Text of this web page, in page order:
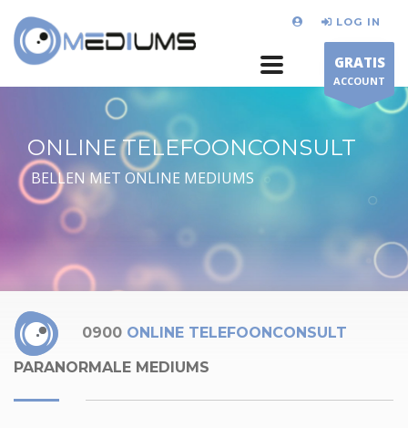
LOG IN
GRATIS
ACCOUNT
ONLINE TELEFOONCONSULT
BELLEN MET ONLINE MEDIUMS
0900 ONLINE TELEFOONCONSULT
PARANORMALE MEDIUMS